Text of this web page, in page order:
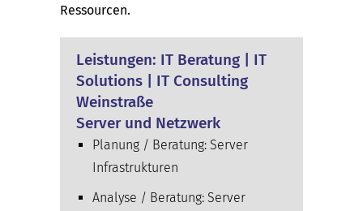
Ressourcen.
Leistungen: IT Beratung | IT
Solutions | IT Consulting
Weinstraße
Server und Netzwerk
Planung / Beratung: Server
Infrastrukturen
Analyse / Beratung: Server